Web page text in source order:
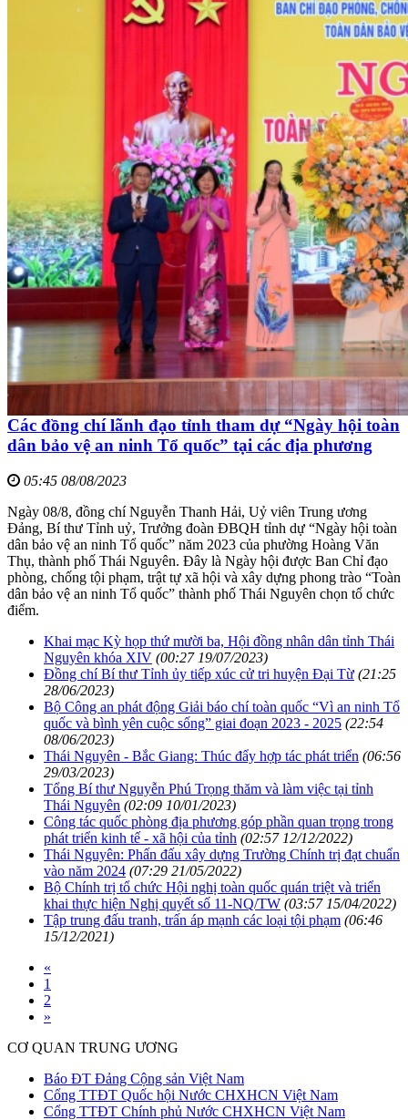
Các đồng chí lãnh đạo tỉnh tham dự “Ngày hội toàn
dân bảo vệ an ninh Tổ quốc” tại các địa phương
05:45 08/08/2023
Ngày 08/8, đồng chí Nguyễn Thanh Hải, Uỷ viên Trung ương
Đảng, Bí thư Tỉnh uỷ, Trưởng đoàn ĐBQH tỉnh dự “Ngày hội toàn
dân bảo vệ an ninh Tổ quốc” năm 2023 của phường Hoàng Văn
Thụ, thành phố Thái Nguyên. Đây là Ngày hội được Ban Chỉ đạo
phòng, chống tội phạm, trật tự xã hội và xây dựng phong trào “Toàn
dân bảo vệ an ninh Tổ quốc” thành phố Thái Nguyên chọn tổ chức
điểm.
Khai mạc Kỳ họp thứ mười ba, Hội đồng nhân dân tỉnh Thái
Nguyên khóa XIV (00:27 19/07/2023)
Đồng chí Bí thư Tỉnh ủy tiếp xúc cử tri huyện Đại Từ (21:25
28/06/2023)
Bộ Công an phát động Giải báo chí toàn quốc “Vì an ninh Tổ
quốc và bình yên cuộc sống” giai đoạn 2023 - 2025 (22:54
08/06/2023)
Thái Nguyên - Bắc Giang: Thúc đẩy hợp tác phát triển (06:56
29/03/2023)
Tổng Bí thư Nguyễn Phú Trọng thăm và làm việc tại tỉnh
Thái Nguyên (02:09 10/01/2023)
Công tác quốc phòng địa phương góp phần quan trọng trong
phát triển kinh tế - xã hội của tỉnh (02:57 12/12/2022)
Thái Nguyên: Phấn đấu xây dựng Trường Chính trị đạt chuẩn
vào năm 2024 (07:29 21/05/2022)
Bộ Chính trị tổ chức Hội nghị toàn quốc quán triệt và triển
khai thực hiện Nghị quyết số 11-NQ/TW (03:57 15/04/2022)
Tập trung đấu tranh, trấn áp mạnh các loại tội phạm (06:46
15/12/2021)
«
1
2
»
CƠ QUAN TRUNG ƯƠNG
Báo ĐT Đảng Cộng sản Việt Nam
Cổng TTĐT Quốc hội Nước CHXHCN Việt Nam
Cổng TTĐT Chính phủ Nước CHXHCN Việt Nam